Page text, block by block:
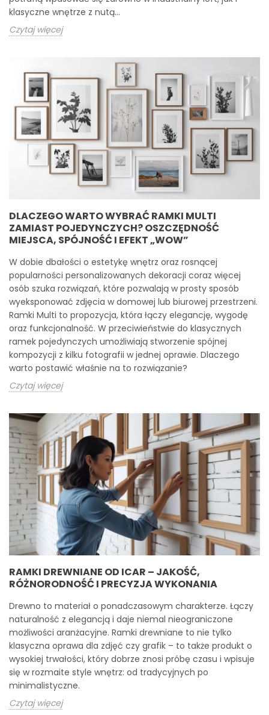
klasyczne wnętrze z nutą...
Czytaj więcej
DLACZEGO WARTO WYBRAĆ RAMKI MULTI
ZAMIAST POJEDYNCZYCH? OSZCZĘDNOŚĆ
MIEJSCA, SPÓJNOŚĆ I EFEKT „WOW”
W dobie dbałości o estetykę wnętrz oraz rosnącej
popularności personalizowanych dekoracji coraz więcej
osób szuka rozwiązań, które pozwalają w prosty sposób
wyeksponować zdjęcia w domowej lub biurowej przestrzeni.
Ramki Multi to propozycja, która łączy elegancję, wygodę
oraz funkcjonalność. W przeciwieństwie do klasycznych
ramek pojedynczych umożliwiają stworzenie spójnej
kompozycji z kilku fotografii w jednej oprawie. Dlaczego
warto postawić właśnie na to rozwiązanie?
Czytaj więcej
RAMKI DREWNIANE OD ICAR – JAKOŚĆ,
RÓŻNORODNOŚĆ I PRECYZJA WYKONANIA
Drewno to materiał o ponadczasowym charakterze. Łączy
naturalność z elegancją i daje niemal nieograniczone
możliwości aranżacyjne. Ramki drewniane to nie tylko
klasyczna oprawa dla zdjęć czy grafik – to także produkt o
wysokiej trwałości, który dobrze znosi próbę czasu i wpisuje
się w rozmaite style wnętrz: od tradycyjnych po
minimalistyczne.
Czytaj więcej